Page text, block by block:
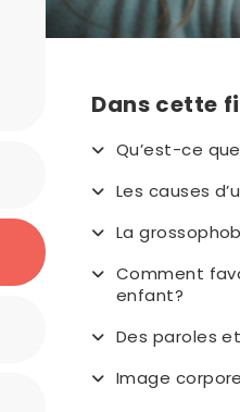
Dans cette
Qu’est-ce
Les causes
La
Comment
enfant?
Des paroles
Image